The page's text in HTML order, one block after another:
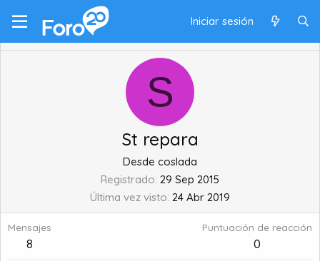
Iniciar sesión
S
St repara
Desde coslada
Registrado 29 Sep 2015
Última vez visto 24 Abr 2019
Mensajes
8
Puntuación de reacción
0